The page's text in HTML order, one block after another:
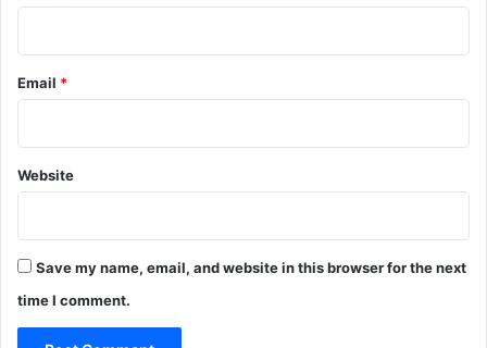
Email *
Website
Save my name, email, and website in this browser for the next
time I comment.